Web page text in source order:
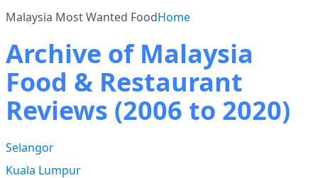
Malaysia Most Wanted FoodHome
Archive of Malaysia
Food & Restaurant
Reviews (2006 to 2020)
Selangor
Kuala Lumpur